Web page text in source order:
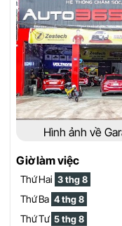
Hình ảnh về
Giờ làm việc
Thứ Hai 3 thg 8
Thứ Ba 4 thg 8
Thứ Tư 5 thg 8